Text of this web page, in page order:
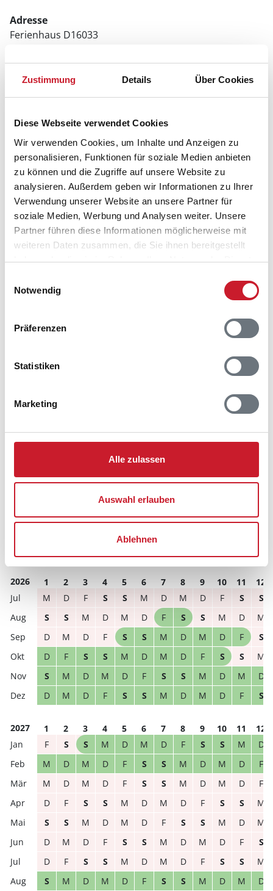
Zustimmung Details Über Cookies
Diese Webseite verwendet Cookies
Wir verwenden Cookies, um Inhalte und Anzeigen zu
personalisieren, Funktionen für soziale Medien anbieten
zu können und die Zugriffe auf unsere Website zu
analysieren. Außerdem geben wir Informationen zu Ihrer
Verwendung unserer Website an unsere Partner für
soziale Medien, Werbung und Analysen weiter. Unsere
Partner führen diese Informationen möglicherweise mit
weiteren Daten zusammen, die Sie ihnen bereitgestellt
haben oder die sie im Rahmen Ihrer Nutzung der Dienste
Notwendig
Präferenzen
Statistiken
Marketing
Alle zulassen
Auswahl erlauben
Ablehnen
Adresse
Ferienhaus D16033
8400 Ebeltoft
Anreisetag im Belegungskalender anklicken
Sie bekommen Verfügbarkeit und Preis angezeigt
Bitte beachten Sie, dass sich bei Änderungen des
Reisezeitraumes auch Änderungen bei der
können.
2026 1 2 3 4 5 6 7 8 9 10 11
12
M
D F S S M D M D F S
S
S
S M D M D F S S M D
M
D
M D F S S M D M D F
S
D
F S S M D M D F S S
M
S
M D M D F S S M D M
D
D
M D F S S M D M D F S
2027 1 2 3 4 5 6 7 8 9 10 11
12
F
S S M D M D F S S M
D
M
D M D F S S M D M D
F
M
D M D F S S M D M D
F
D
F S S M D M D F S S
M
S
S M D M D F S S M D
M
D
M D F S S M D M D F
S
D
F S S M D M D F S S
M
S
M D M D F S S M D M D